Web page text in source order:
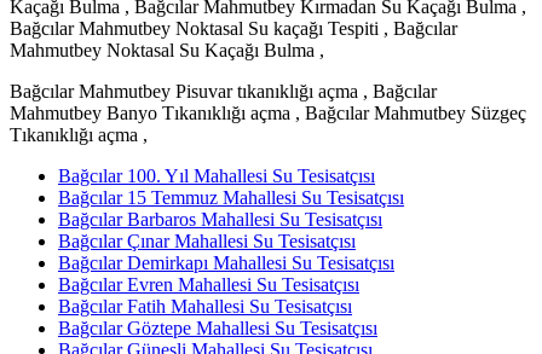
Kaçağı Bulma , Bağcılar Mahmutbey Kırmadan Su Kaçağı Bulma ,
Bağcılar Mahmutbey Noktasal Su kaçağı Tespiti , Bağcılar
Mahmutbey Noktasal Su Kaçağı Bulma ,
Bağcılar Mahmutbey Pisuvar tıkanıklığı açma , Bağcılar
Mahmutbey Banyo Tıkanıklığı açma , Bağcılar Mahmutbey Süzgeç
Tıkanıklığı açma ,
Bağcılar 100. Yıl Mahallesi Su Tesisatçısı
Bağcılar 15 Temmuz Mahallesi Su Tesisatçısı
Bağcılar Barbaros Mahallesi Su Tesisatçısı
Bağcılar Çınar Mahallesi Su Tesisatçısı
Bağcılar Demirkapı Mahallesi Su Tesisatçısı
Bağcılar Evren Mahallesi Su Tesisatçısı
Bağcılar Fatih Mahallesi Su Tesisatçısı
Bağcılar Göztepe Mahallesi Su Tesisatçısı